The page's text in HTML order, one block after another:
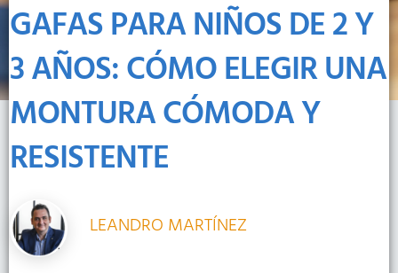
GAFAS PARA NIÑOS DE 2 Y
3 AÑOS: CÓMO ELEGIR UNA
MONTURA CÓMODA Y
RESISTENTE
LEANDRO MARTÍNEZ